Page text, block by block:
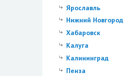
Ярославль
Нижний Новгород
Хабаровск
Калуга
Калининград
Пенза